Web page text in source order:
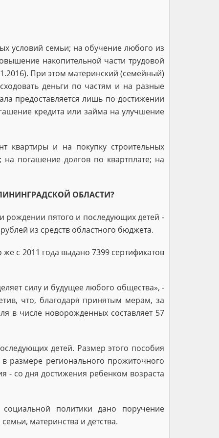
условий семьи; на обучение любого из
накопительной части трудовой
При этом материнский (семейный)
деньги по частям и на разные
предоставляется лишь по достижении
кредита или займа на улучшение
квартиры и на покупку строительных
погашение долгов по квартплате; на
ОБЛАСТИ?
рождении пятого и последующих детей -
из средств областного бюджета.
с 2011 года выдано 7399 сертификатов
силу и будущее любого общества», -
что, благодаря принятым мерам, за
в числе новорожденных составляет 57
детей. Размер этого пособия
размере регионального прожиточного
- со дня достижения ребенком возраста
политики дано поручение
материнства и детства.